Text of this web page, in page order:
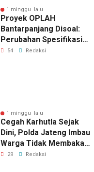
1 minggu lalu
Proyek OPLAH
Bantarpanjang Disoal:
Perubahan Spesifikasi
Saluran Irigasi Diduga
54 Redaksi
1 minggu lalu
Cegah Karhutla Sejak
Dini, Polda Jateng Imbau
Warga Tidak Membakar
Lahan dan Segera
29 Redaksi